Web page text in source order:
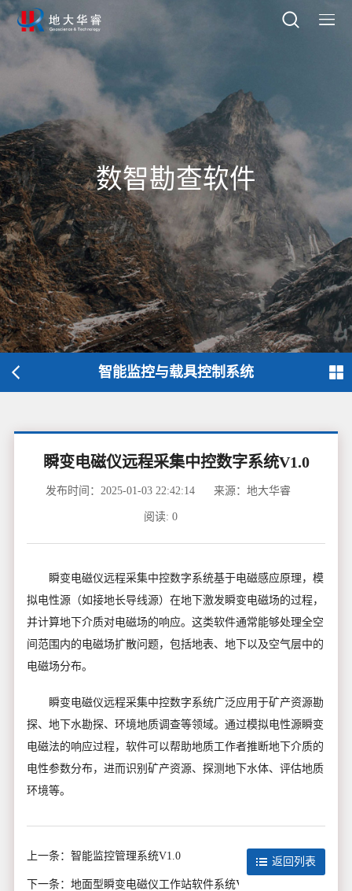
数智勘查软件
智能监控与载具控制系统
瞬变电磁仪远程采集中控数字系统V1.0
发布时间：2025-01-03 22:42:14 来源：地大华睿
阅读: 0
瞬变电磁仪远程采集中控数字系统基于电磁感应原理，模
拟电性源（如接地长导线源）在地下激发瞬变电磁场的过程，
并计算地下介质对电磁场的响应。这类软件通常能够处理全空
间范围内的电磁场扩散问题，包括地表、地下以及空气层中的
电磁场分布。
瞬变电磁仪远程采集中控数字系统广泛应用于矿产资源勘
探、地下水勘探、环境地质调查等领域。通过模拟电性源瞬变
电磁法的响应过程，软件可以帮助地质工作者推断地下介质的
电性参数分布，进而识别矿产资源、探测地下水体、评估地质
环境等。
上一条： 智能监控管理系统V1.0
下一条： 地面型瞬变电磁仪工作站软件系统V1.0
返回列表